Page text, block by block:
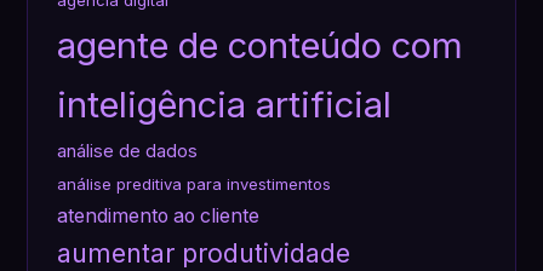
agente de conteúdo com
inteligência artificial
análise de dados
análise preditiva para investimentos
atendimento ao cliente
aumentar produtividade